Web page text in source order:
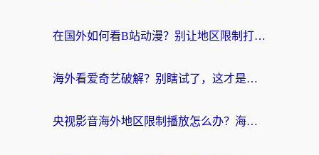
在国外如何看B站动漫？别让地区限制打断你的追番节奏
海外看爱奇艺破解？别瞎试了，这才是留学生华人追剧看球的正确打开方式
央视影音海外地区限制播放怎么办？海外党亲测有效的回国加速指南